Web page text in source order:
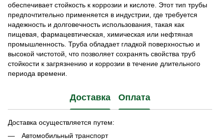
обеспечивает стойкость к коррозии и кислоте. Этот тип трубы
предпочтительно применяется в индустрии, где требуется
надежность и долговечность использования, такая как
пищевая, фармацевтическая, химическая или нефтяная
промышленность. Труба обладает гладкой поверхностью и
высокой чистотой, что позволяет сохранять свойства труб
стойкости к загрязнению и коррозии в течение длительного
периода времени.
Доставка Оплата
Доставка осуществляется путем:
Автомобильный транспорт